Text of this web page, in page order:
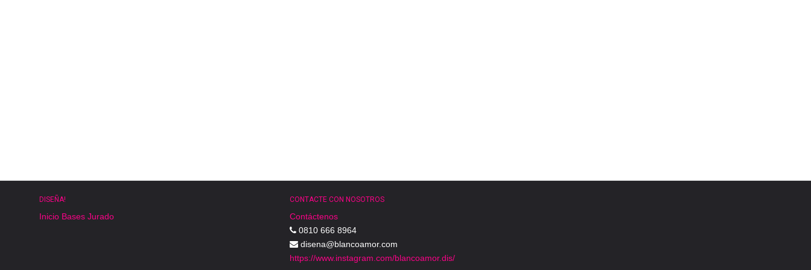
DISEÑA!
Inicio Bases Jurado
CONTACTE CON NOSOTROS
Contáctenos
0810 666 8964
disena@blancoamor.com
https://www.instagram.com/blancoamor.dis/